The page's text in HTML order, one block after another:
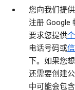
您向我们提供
注册 Google
要求您提供
电话号码或
下。如果您
还需要创建
中可能会包